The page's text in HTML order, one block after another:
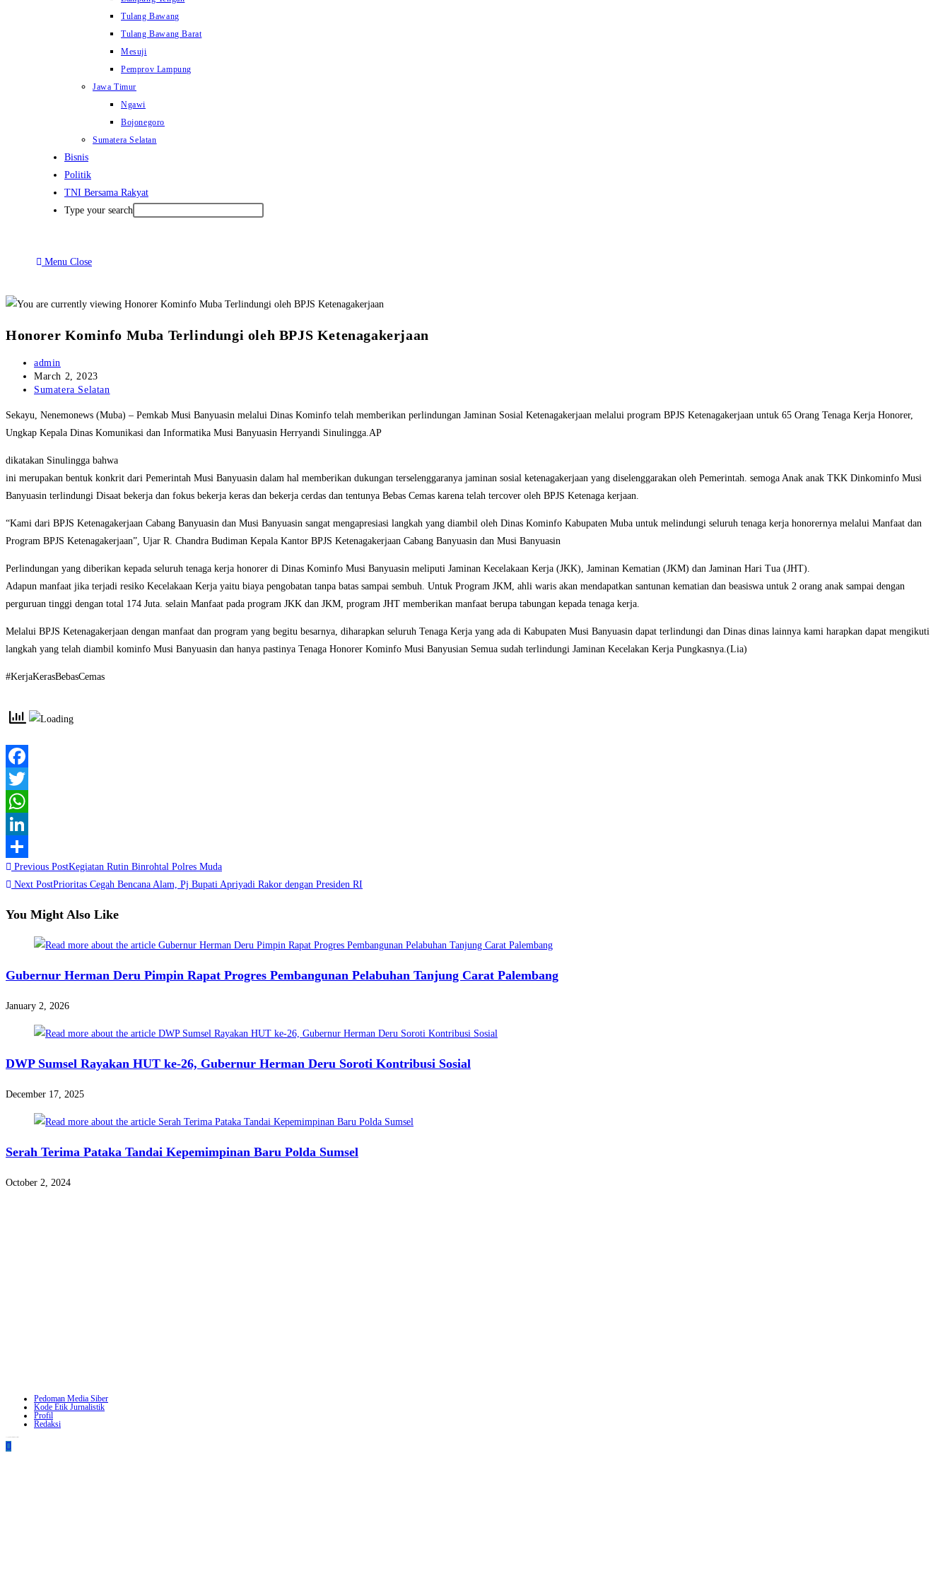
Tulang Bawang
Tulang Bawang Barat
Mesuji
Pemprov Lampung
Jawa Timur
Ngawi
Bojonegoro
Sumatera Selatan
Bisnis
Politik
TNI Bersama Rakyat
Type your search
Menu Close
Honorer Kominfo Muba Terlindungi oleh BPJS Ketenagakerjaan
Post
author:
admin
Post
published:
March 2, 2023
Post
Sumatera Selatan
Sekayu, Nenemonews (Muba) – Pemkab Musi Banyuasin melalui Dinas Kominfo telah memberikan perlindungan Jaminan Sosial Ketenagakerjaan melalui program BPJS Ketenagakerjaan untuk 65 Orang Tenaga Kerja Honorer,
Ungkap Kepala Dinas Komunikasi dan Informatika Musi Banyuasin Herryandi Sinulingga.AP
dikatakan Sinulingga bahwa
ini merupakan bentuk konkrit dari Pemerintah Musi Banyuasin dalam hal memberikan dukungan terselenggaranya jaminan sosial ketenagakerjaan yang diselenggarakan oleh Pemerintah. semoga Anak anak TKK Dinkominfo Musi
Banyuasin terlindungi Disaat bekerja dan fokus bekerja keras dan bekerja cerdas dan tentunya Bebas Cemas karena telah tercover oleh BPJS Ketenaga kerjaan.
“Kami dari BPJS Ketenagakerjaan Cabang Banyuasin dan Musi Banyuasin sangat mengapresiasi langkah yang diambil oleh Dinas Kominfo Kabupaten Muba untuk melindungi seluruh tenaga kerja honorernya melalui Manfaat dan
Program BPJS Ketenagakerjaan”, Ujar R. Chandra Budiman Kepala Kantor BPJS Ketenagakerjaan Cabang Banyuasin dan Musi Banyuasin
Perlindungan yang diberikan kepada seluruh tenaga kerja honorer di Dinas Kominfo Musi Banyuasin meliputi Jaminan Kecelakaan Kerja (JKK), Jaminan Kematian (JKM) dan Jaminan Hari Tua (JHT).
Adapun manfaat jika terjadi resiko Kecelakaan Kerja yaitu biaya pengobatan tanpa batas sampai sembuh. Untuk Program JKM, ahli waris akan mendapatkan santunan kematian dan beasiswa untuk 2 orang anak sampai dengan
perguruan tinggi dengan total 174 Juta. selain Manfaat pada program JKK dan JKM, program JHT memberikan manfaat berupa tabungan kepada tenaga kerja.
Melalui BPJS Ketenagakerjaan dengan manfaat dan program yang begitu besarnya, diharapkan seluruh Tenaga Kerja yang ada di Kabupaten Musi Banyuasin dapat terlindungi dan Dinas dinas lainnya kami harapkan dapat mengikuti
langkah yang telah diambil kominfo Musi Banyuasin dan hanya pastinya Tenaga Honorer Kominfo Musi Banyusian Semua sudah terlindungi Jaminan Kecelakan Kerja Pungkasnya.(Lia)
#KerjaKerasBebasCemas
Facebook
Twitter
WhatsApp
LinkedIn
Share
Read
more
articles
Previous PostKegiatan Rutin Binrohtal Polres Muda
Next PostPrioritas Cegah Bencana Alam, Pj Bupati Apriyadi Rakor dengan Presiden RI
You Might Also Like
Gubernur Herman Deru Pimpin Rapat Progres Pembangunan Pelabuhan Tanjung Carat Palembang
January 2, 2026
DWP Sumsel Rayakan HUT ke-26, Gubernur Herman Deru Soroti Kontribusi Sosial
December 17, 2025
Serah Terima Pataka Tandai Kepemimpinan Baru Polda Sumsel
October 2, 2024
Pedoman Media Siber
Kode Etik Jurnalistik
Profil
Redaksi